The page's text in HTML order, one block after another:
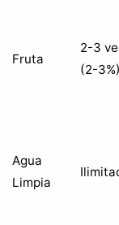
Fruta
2-3
(2-3%)
Agua
Limpia